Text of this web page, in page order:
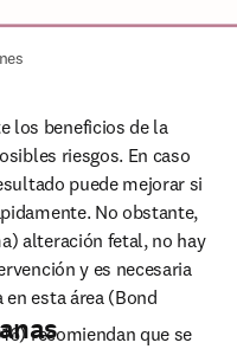
los beneficios de la
riesgos. En caso
puede mejorar si
No obstante,
alteración fetal, no hay
y es necesaria
esta área (Bond
recomiendan que se